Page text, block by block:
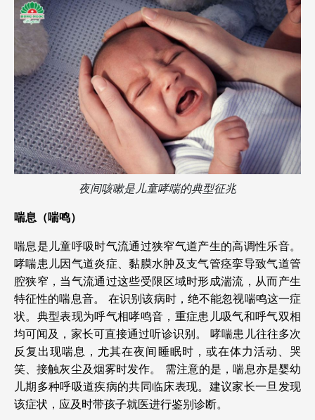
夜间咳嗽是儿童哮喘的典型征兆
喘息（喘鸣）
喘息是儿童呼吸时气流通过狭窄气道产生的高调性乐音。
哮喘患儿因气道炎症、黏膜水肿及支气管痉挛导致气道管
腔狭窄，当气流通过这些受限区域时形成湍流，从而产生
特征性的喘息音。
在识别该病时，绝不能忽视喘鸣这一症
状。典型表现为呼气相哮鸣音，重症患儿吸气和呼气双相
均可闻及，家长可直接通过听诊识别。
哮喘患儿往往多次
反复出现喘息，尤其在夜间睡眠时，或在体力活动、哭
笑、接触灰尘及烟雾时发作。
需注意的是，喘息亦是婴幼
儿期多种呼吸道疾病的共同临床表现。建议家长一旦发现
该症状，应及时带孩子就医进行鉴别诊断。